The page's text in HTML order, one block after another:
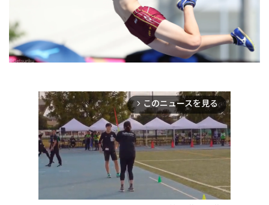
arrow_forward_ios このニュースを見る